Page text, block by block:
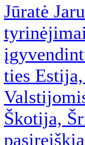
Jūratė
ties
Škotija,